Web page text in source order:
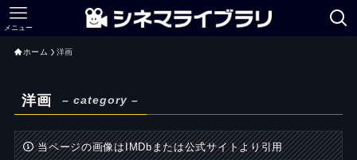
メニュー
ホーム 洋画
洋画 – category –
当ページの画像はIMDbまたは公式サイトより引用